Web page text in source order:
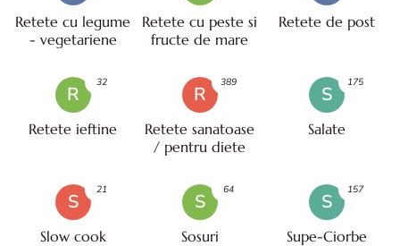
Retete cu legume
- vegetariene
Retete cu peste si
fructe de mare
Retete de post
R
Retete ieftine
32
R
Retete sanatoase
/ pentru diete
389
S
Salate
175
S
Slow cook
21
S
Sosuri
64
S
Supe-Ciorbe
157